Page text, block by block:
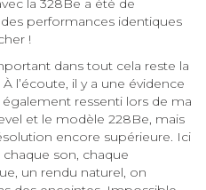
la 328Be a été de
performances identiques
!
dans tout cela reste la
l’écoute, il y a une évidence
également ressenti lors de ma
et le modèle 228Be, mais
encore supérieure. Ici
son, chaque
un rendu naturel, on